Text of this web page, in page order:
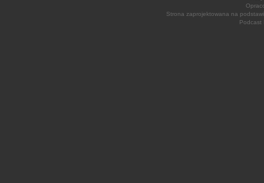
Strona zaprojektowana na
Podcast